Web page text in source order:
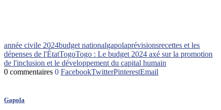
année civile 2024budget nationalgapolaprévisionsrecettes et les
dépenses de l'ÉtatTogoTogo : Le budget 2024 axé sur la promotion
de l'inclusion et le développement du capital humain
0 commentaires 0 FacebookTwitterPinterestEmail
Gapola